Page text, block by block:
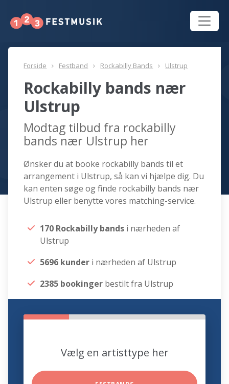
Forside Festband Rockabilly Bands Ulstrup
Rockabilly bands nær
Ulstrup
Modtag tilbud fra rockabilly
bands nær Ulstrup her
Ønsker du at booke rockabilly bands til et
arrangement i Ulstrup, så kan vi hjælpe dig. Du
kan enten søge og finde rockabilly bands nær
Ulstrup eller benytte vores matching-service.
170 Rockabilly bands i nærheden af
Ulstrup
5696 kunder i nærheden af Ulstrup
2385 bookinger bestilt fra Ulstrup
Vælg en artisttype her